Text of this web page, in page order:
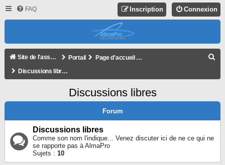
FAQ Connexion
Inscription
Site de l'association Portail
Page d'accueil du forum
Discussions libres
R
E
Discussions libres
Forum
Discussions libres
Comme son nom l'indique... Venez discuter ici de ne ce qui ne
se rapporte pas à AlmaPro
Sujets : 10